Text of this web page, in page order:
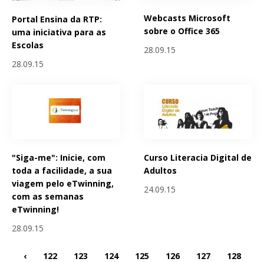
Portal Ensina da RTP:
uma iniciativa para as
Escolas
28.09.15
Webcasts Microsoft
sobre o Office 365
28.09.15
"Siga-me": Inicie, com
toda a facilidade, a sua
viagem pelo eTwinning,
com as semanas
eTwinning!
28.09.15
Curso Literacia Digital de
Adultos
24.09.15
‹ 122 123 124 125 126 127
128